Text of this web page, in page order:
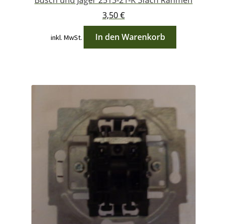
3,50€
inkl. MwSt. In den Warenkorb